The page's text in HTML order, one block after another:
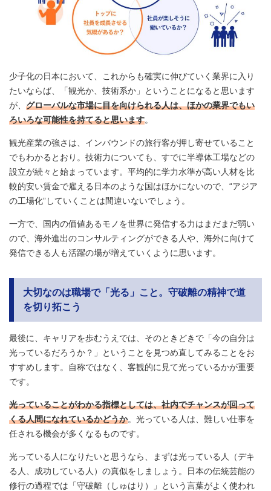
少子化の日本において、これからも確実に伸びていく業界に入り
たいならば、「観光か、技術系か」ということになると思います
が、 グローバルな市場に目を向けられる人は、ほかの業界でもい
ろいろな可能性を持てると思います。
観光産業の強さは、インバウンドの旅行客が押し寄せていること
でもわかるとおり。技術力についても、すでに半導体工場などの
設立が続々と始まっています。平均的に学力水準が高い人材を比
較的安い賃金で雇える日本のような国はほかにないので、“アジア
の工場化”していくことは間違いないでしょう。
一方で、国内の価値あるモノを世界に発信する力はまだまだ弱い
ので、海外進出のコンサルティングができる人や、海外に向けて
発信できる人も活躍の場が増えていくように思います。
大切なのは職場で「光る」こと。守破離の精神で道
を切り拓こう
最後に、キャリアを歩むうえでは、そのときどきで「今の自分は
光っているだろうか？」ということを見つめ直してみることをお
すすめします。自称ではなく、客観的に見て光っているかが重要
です。
光っていることがわかる指標としては、社内でチャンスが回って
くる人間になれているかどうか。光っている人は、難しい仕事を
任される機会が多くなるものです。
光っている人になりたいと思うなら、まずは光っている人（デキ
る人、成功している人）の真似をしましょう。日本の伝統芸能の
修行の過程では「守破離（しゅはり）」という言葉がよく使われ